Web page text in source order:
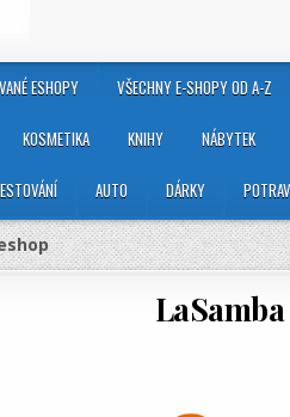
ESHOPY VŠECHNY E-SHOPY OD A-Z
KOSMETIKA KNIHY NÁBYTEK
AUTO DÁRKY